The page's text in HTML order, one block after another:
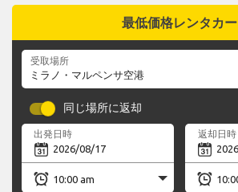
最低価格レンタカー
受取場所
同じ場所に返却
出発日時 返却日時